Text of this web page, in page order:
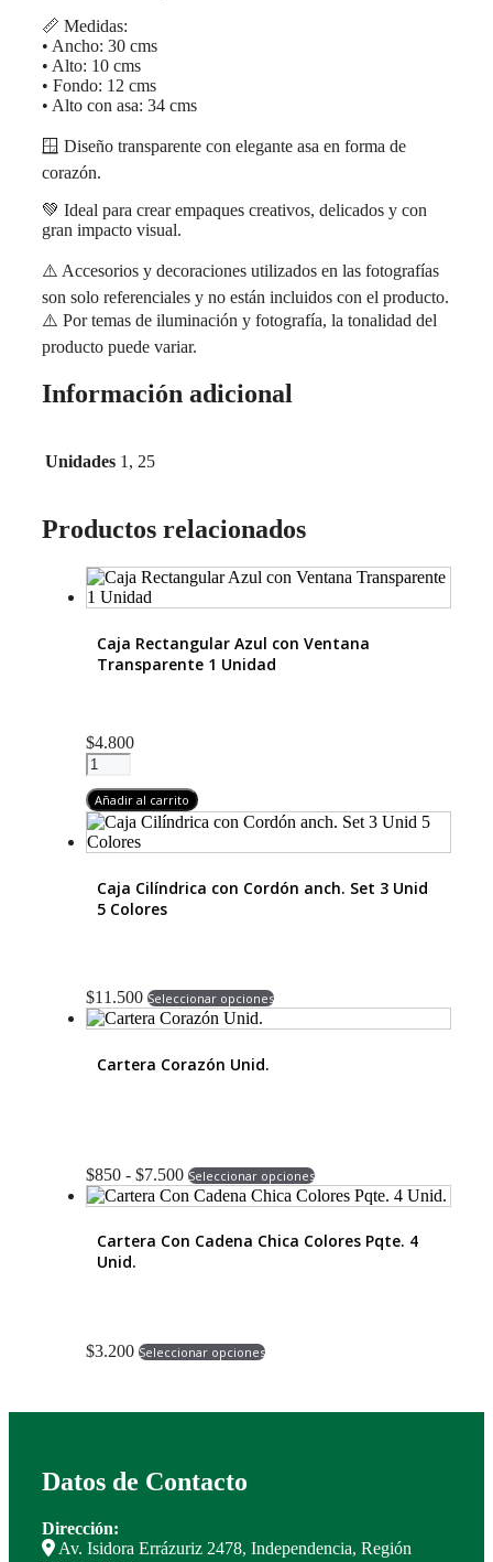
📏 Medidas:
• Ancho: 30 cms
• Alto: 10 cms
• Fondo: 12 cms
• Alto con asa: 34 cms
🪟 Diseño transparente con elegante asa en forma de
corazón.
💚 Ideal para crear empaques creativos, delicados y con
gran impacto visual.
⚠️ Accesorios y decoraciones utilizados en las fotografías
son solo referenciales y no están incluidos con el producto.
⚠️ Por temas de iluminación y fotografía, la tonalidad del
producto puede variar.
Información adicional
Unidades 1, 25
Productos relacionados
Caja Rectangular Azul con Ventana
Transparente 1 Unidad
$4.800
Caja
Rectangular
Azul
con
Ventana
Unidad
cantidad
Añadir al carrito
Caja Cilíndrica con Cordón anch. Set 3 Unid
5 Colores
$11.500 Seleccionar opcionesproducto
tiene
elegir
en
la
de
Cartera Corazón Unid.
$850 - $7.500
Rango
de
precios:
$850
Seleccionar opcionesproducto
tiene
variantes.
Cartera Con Cadena Chica Colores Pqte. 4
Unid.
$3.200 Seleccionar opcionesproducto
en
la
Datos de Contacto
Dirección:
Av. Isidora Errázuriz 2478, Independencia, Región